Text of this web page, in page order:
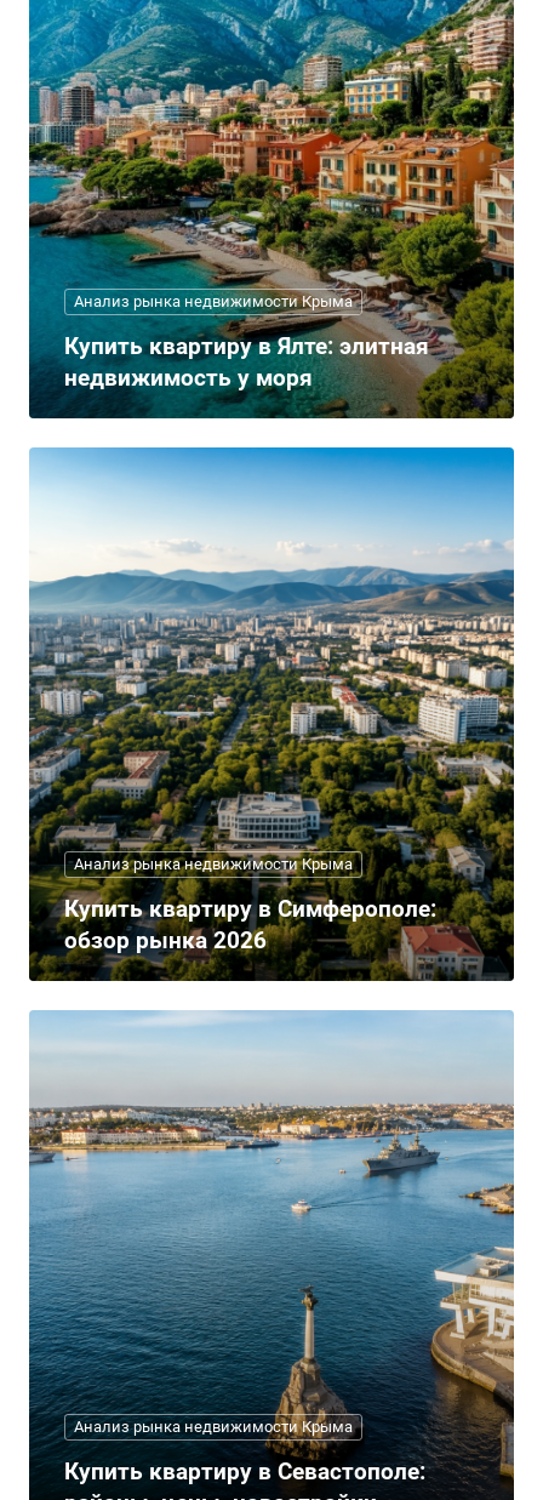
Анализ рынка недвижимости Крыма
Купить квартиру в Ялте: элитная
недвижимость у моря
Анализ рынка недвижимости Крыма
Купить квартиру в Симферополе:
обзор рынка 2026
Анализ рынка недвижимости Крыма
Купить квартиру в Севастополе: